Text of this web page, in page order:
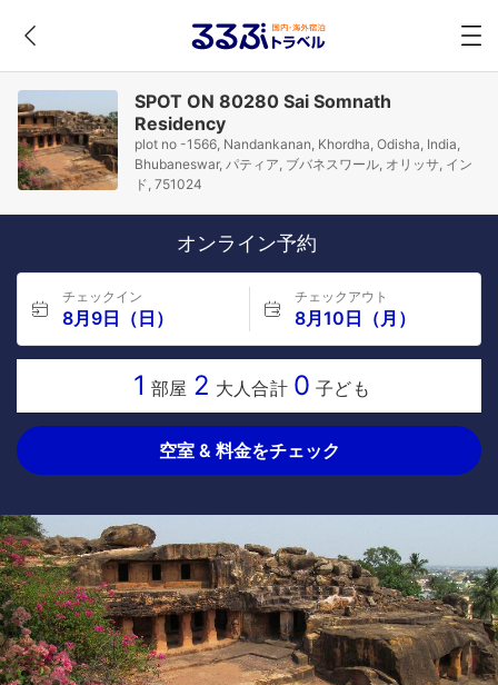
SPOT ON 80280 Sai Somnath
Residency
plot no -1566, Nandankanan, Khordha, Odisha, India,
Bhubaneswar, パティア, ブバネスワール, オリッサ, イン
ド, 751024
オンライン予約
チェックイン
8月9日（日）
チェックアウト
8月10日（月）
1 部屋 2 大人合計 0 子ども
空室 & 料金をチェック